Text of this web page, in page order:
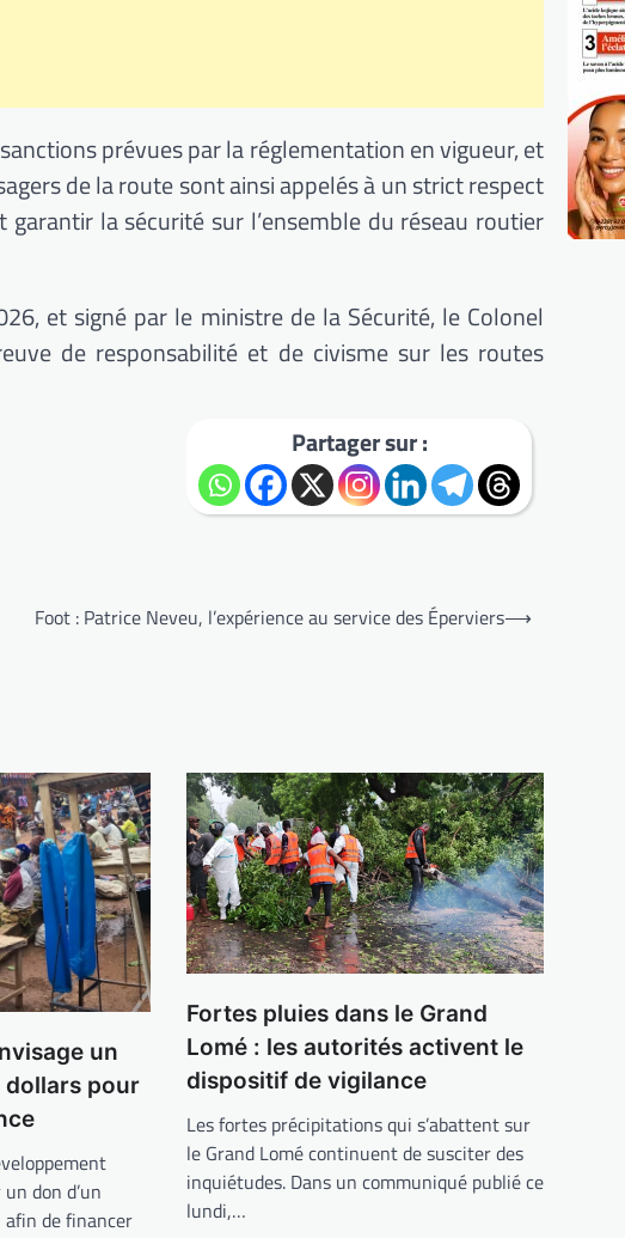
prévues par la réglementation en vigueur, et
de la route sont ainsi appelés à un strict respect
la sécurité sur l’ensemble du réseau routier
et signé par le ministre de la Sécurité, le Colonel
de responsabilité et de civisme sur les routes
Partager sur :
Foot : Patrice Neveu, l’expérience au service des Éperviers⟶
un
dollars pour
don d’un
afin de financer
Fortes pluies dans le Grand
Lomé : les autorités activent le
dispositif de vigilance
Les fortes précipitations qui s’abattent sur
le Grand Lomé continuent de susciter des
inquiétudes. Dans un communiqué publié ce
lundi,…